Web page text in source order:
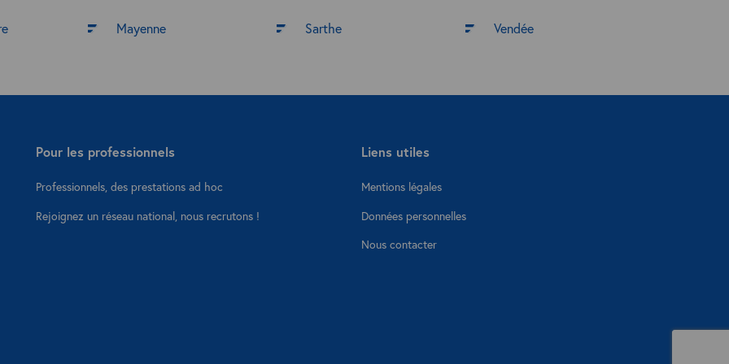
Mayenne Sarthe Vendée
Pour les professionnels
Professionnels, des prestations ad hoc
Rejoignez un réseau national, nous recrutons !
Liens utiles
Mentions légales
Données personnelles
Nous contacter